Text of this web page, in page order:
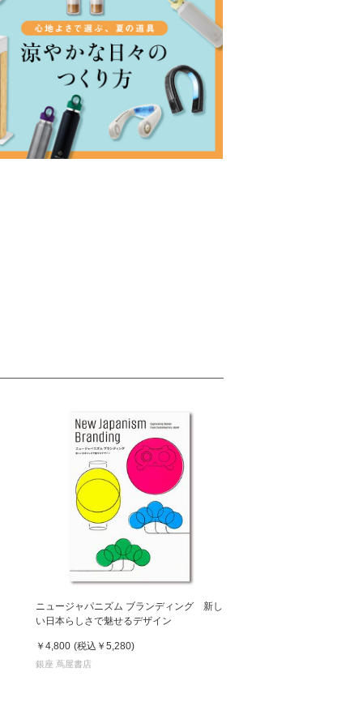
ニュージャパニズム ブランディング 新し
い日本らしさで魅せるデザイン
￥4,800 (税込 ￥5,280)
銀座 蔦屋書店